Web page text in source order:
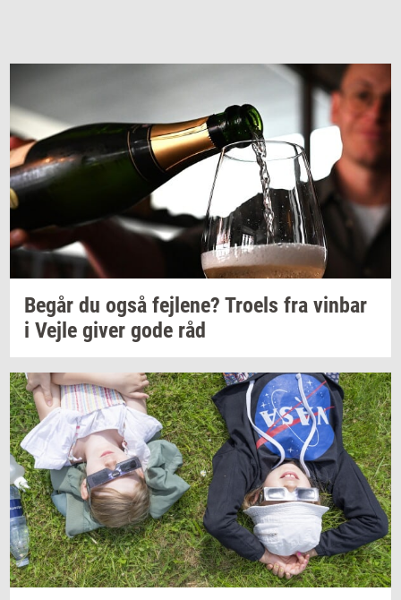
Begår du også fejl­e­ne? Tro­els fra vin­bar
i Vejle giver gode råd